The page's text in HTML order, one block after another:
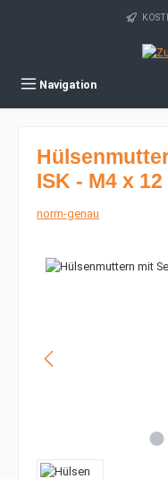
Zum Hauptinhalt springen
Navigation
ISK - M4 x
norm-genau
Bildergalerie